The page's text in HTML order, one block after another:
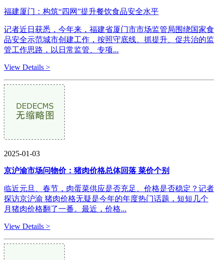
福建厦门：构筑“四网”提升餐饮食品安全水平
记者近日获悉，今年来，福建省厦门市市场监管局围绕国家食
品安全示范城市创建工作，按照守底线、抓提升、促共治的监
管工作思路，以日常监管、专项...
View Details >
2025-01-03
京沪渝市场问物价：猪肉价格总体回落 菜价个别
临近元旦、春节，肉蛋菜供应是否充足、价格是否稳定？记者
探访京沪渝 猪肉价格无疑是今年的年度热门话题，短短几个
月猪肉价格翻了一番。最近，价格...
View Details >